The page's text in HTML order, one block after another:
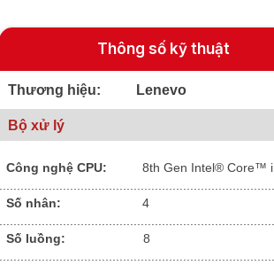
Thông số kỹ thuật
Thương hiệu: Lenevo
Bộ xử lý
Công nghệ CPU: 8th Gen Intel® Core™ i
Số nhân:
4
Số luồng: 8